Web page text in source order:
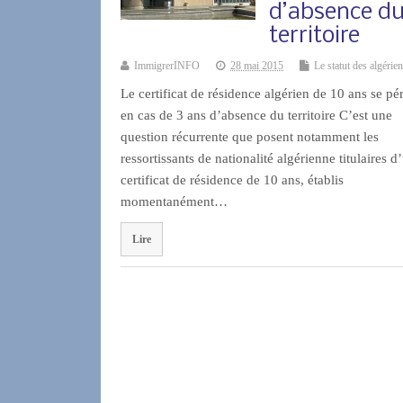
d’absence du
territoire
ImmigrerINFO 28 mai 2015 Le statut des
Le certificat de résidence algérien de 10 ans se
en cas de 3 ans d’absence du territoire C’est une
question récurrente que posent notamment les
ressortissants de nationalité algérienne titulaires
certificat de résidence de 10 ans, établis
momentanément…
Lire